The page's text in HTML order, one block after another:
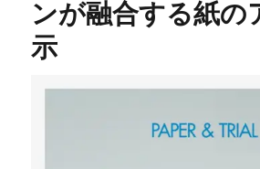
ンが融合する紙の
示